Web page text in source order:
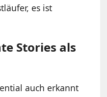
es ist
Stories als
auch erkannt